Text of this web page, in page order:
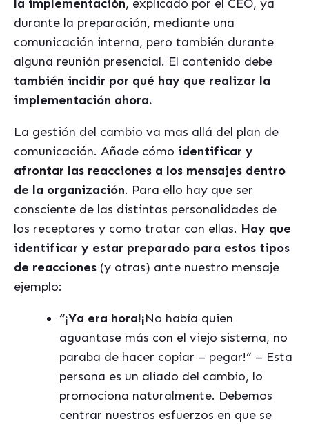
la implementación, explicado por el CEO, ya
durante la preparación, mediante una
comunicación interna, pero también durante
alguna reunión presencial. El contenido debe
también incidir por qué hay que realizar la
implementación ahora.
La gestión del cambio va mas allá del plan de
comunicación. Añade cómo identificar y
afrontar las reacciones a los mensajes dentro
de la organización. Para ello hay que ser
consciente de las distintas personalidades de
los receptores y como tratar con ellas. Hay que
identificar y estar preparado para estos tipos
de reacciones (y otras) ante nuestro mensaje
ejemplo:
“¡Ya era hora!¡No había quien
aguantase más con el viejo sistema, no
paraba de hacer copiar – pegar!” – Esta
persona es un aliado del cambio, lo
promociona naturalmente. Debemos
centrar nuestros esfuerzos en que se